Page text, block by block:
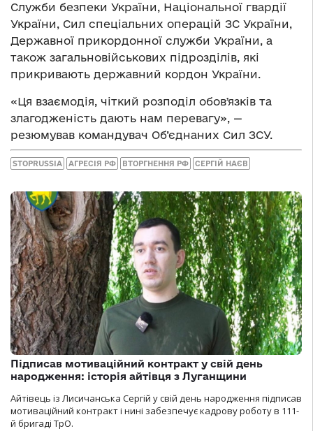
Служби безпеки України, Національної гвардії
України, Сил спеціальних операцій ЗС України,
Державної прикордонної служби України, а
також загальновійськових підрозділів, які
прикривають державний кордон України.
«Ця взаємодія, чіткий розподіл обовʼязків та
злагодженість дають нам перевагу», —
резюмував командувач Об’єднаних Сил ЗСУ.
STOPRUSSIA АГРЕСІЯ РФ ВТОРГНЕННЯ РФ СЕРГІЙ НАЄВ
Підписав мотиваційний контракт у свій день
народження: історія айтівця з Луганщини
Айтівець із Лисичанська Сергій у свій день народження підписав
мотиваційний контракт і нині забезпечує кадрову роботу в 111-
й бригаді ТрО.